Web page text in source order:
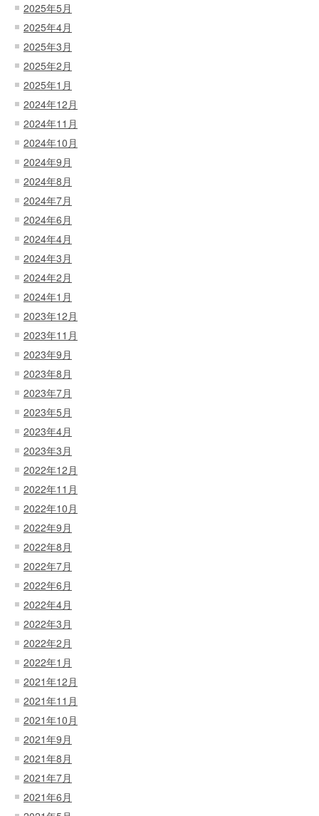
2025年5月
2025年4月
2025年3月
2025年2月
2025年1月
2024年12月
2024年11月
2024年10月
2024年9月
2024年8月
2024年7月
2024年6月
2024年4月
2024年3月
2024年2月
2024年1月
2023年12月
2023年11月
2023年9月
2023年8月
2023年7月
2023年5月
2023年4月
2023年3月
2022年12月
2022年11月
2022年10月
2022年9月
2022年8月
2022年7月
2022年6月
2022年4月
2022年3月
2022年2月
2022年1月
2021年12月
2021年11月
2021年10月
2021年9月
2021年8月
2021年7月
2021年6月